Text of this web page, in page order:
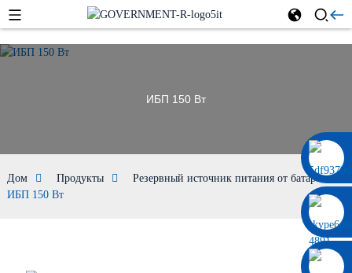
0086 13322920697
ИБП 150 Вт
Дом Продукты
Резервный источник питания от батареи
ИБП 150 Вт